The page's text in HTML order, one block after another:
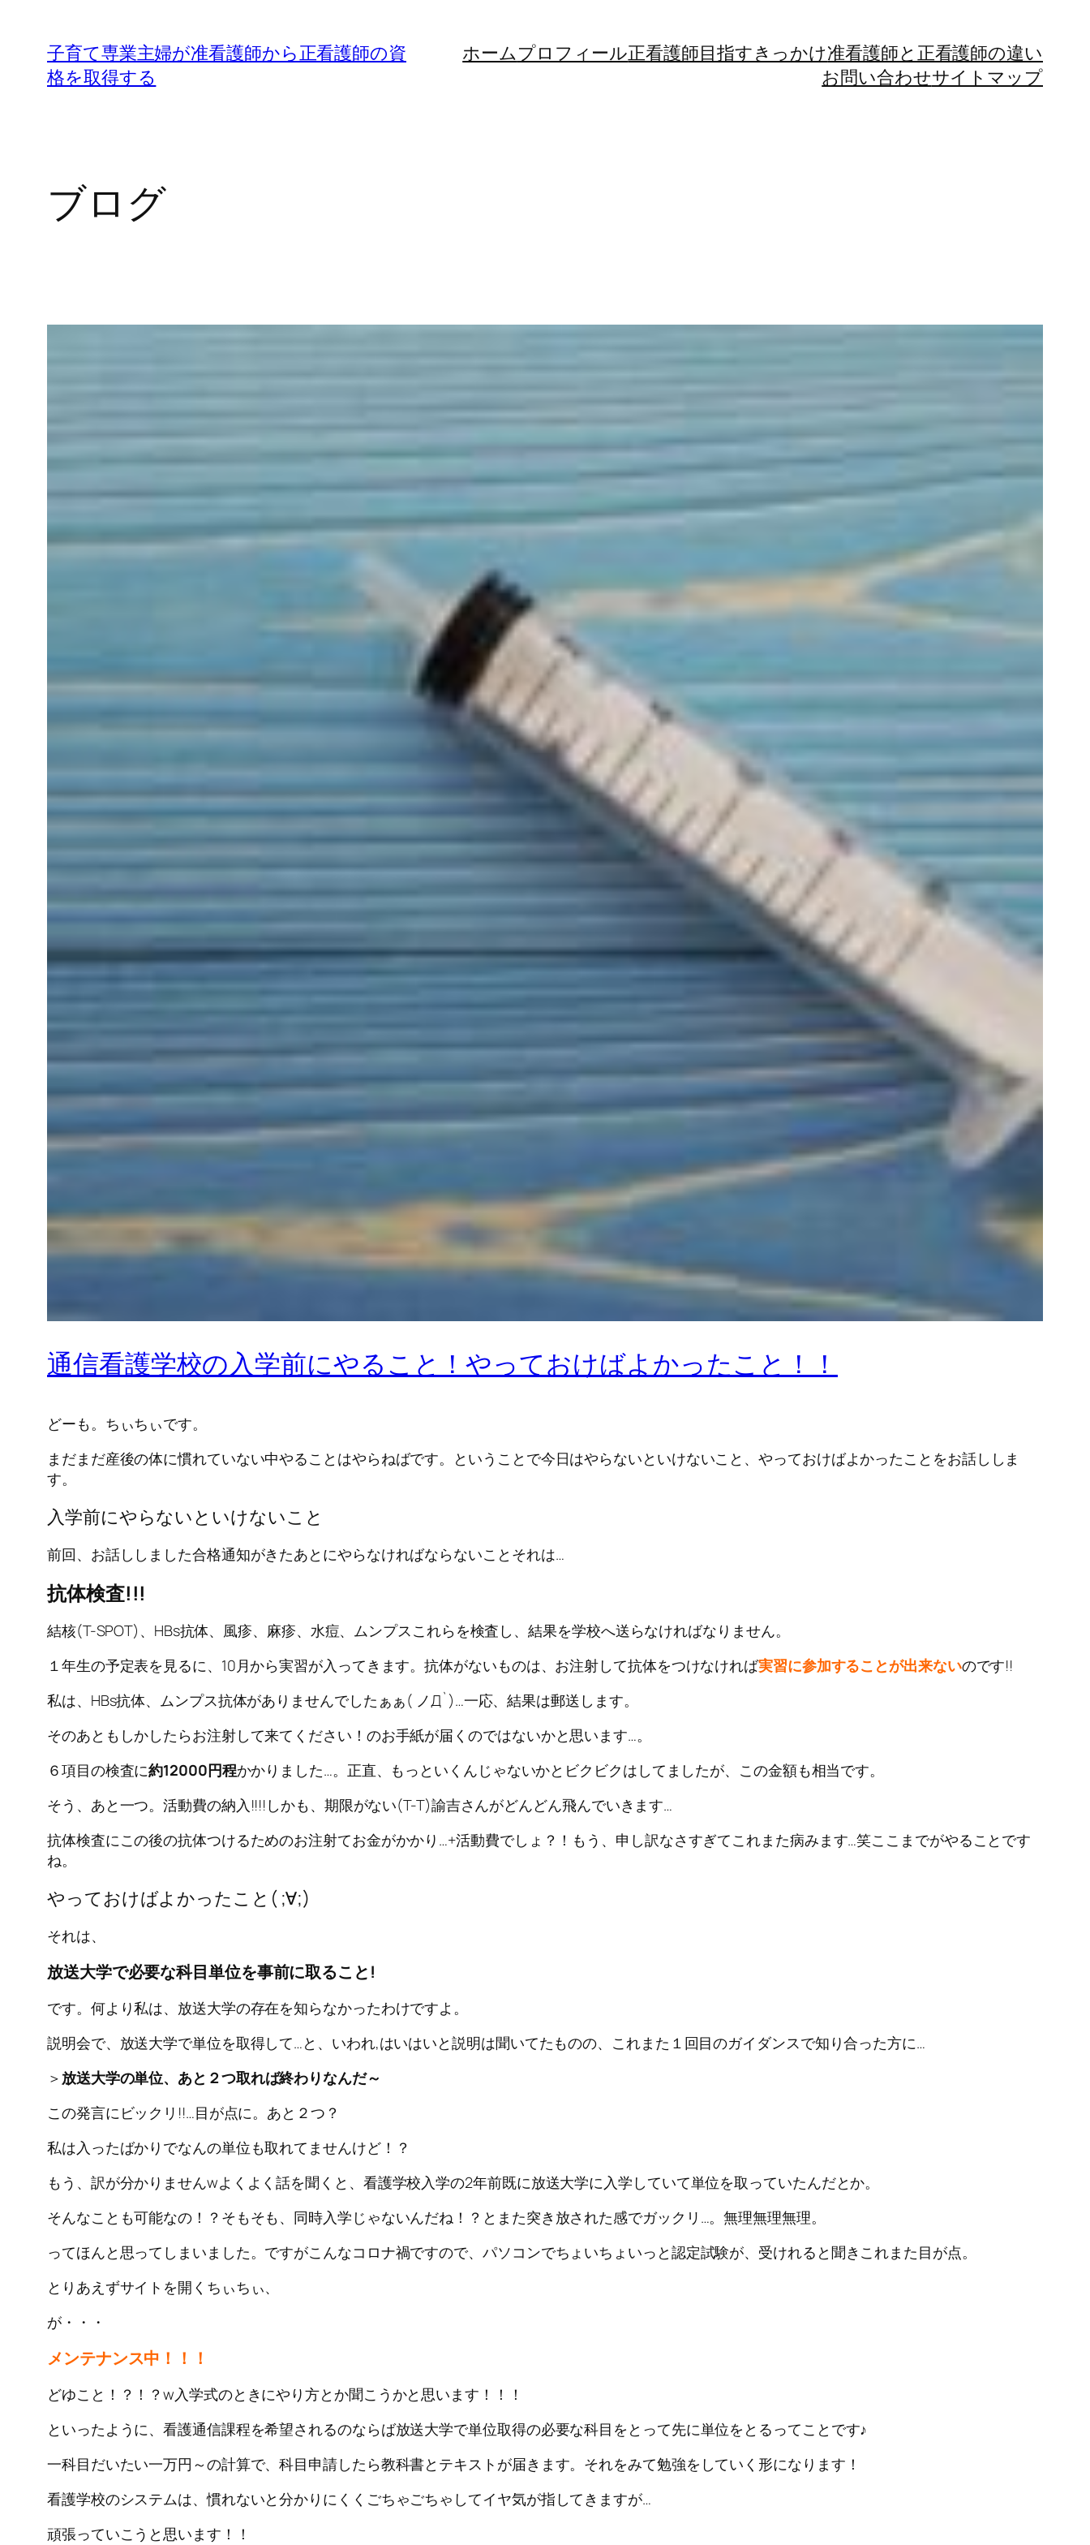
子育て専業主婦が准看護師から正看護師の資
格を取得する
ホームプロフィール正看護師目指すきっかけ准看護師と正看護師の違い
お問い合わせサイトマップ
ブログ
通信看護学校の入学前にやること！やっておけばよかったこと！！
どーも。ちぃちぃです。
まだまだ産後の体に慣れていない中やることはやらねばです。ということで今日はやらないといけないこと、やっておけばよかったことをお話ししま
す。
入学前にやらないといけないこと
前回、お話ししました合格通知がきたあとにやらなければならないことそれは…
抗体検査!!!
結核(T-SPOT)、HBs抗体、風疹、麻疹、水痘、ムンプスこれらを検査し、結果を学校へ送らなければなりません。
１年生の予定表を見るに、10月から実習が入ってきます。抗体がないものは、お注射して抗体をつけなければ実習に参加することが出来ないのです!!
私は、HBs抗体、ムンプス抗体がありませんでしたぁぁ( ノД`)…一応、結果は郵送します。
そのあともしかしたらお注射して来てください！のお手紙が届くのではないかと思います…。
６項目の検査に約12000円程かかりました…。正直、もっといくんじゃないかとビクビクはしてましたが、この金額も相当です。
そう、あと一つ。活動費の納入!!!!しかも、期限がない(T-T)諭吉さんがどんどん飛んでいきます…
抗体検査にこの後の抗体つけるためのお注射てお金がかかり…+活動費でしょ？！もう、申し訳なさすぎてこれまた病みます…笑ここまでがやることです
ね。
やっておけばよかったこと( ;∀;)
それは、
放送大学で必要な科目単位を事前に取ること!
です。何より私は、放送大学の存在を知らなかったわけですよ。
説明会で、放送大学で単位を取得して…と、いわれ,はいはいと説明は聞いてたものの、これまた１回目のガイダンスで知り合った方に…
＞ 放送大学の単位、あと２つ取れば終わりなんだ～
この発言にビックリ!!…目が点に。あと２つ？
私は入ったばかりでなんの単位も取れてませんけど！？
もう、訳が分かりませんwよくよく話を聞くと、看護学校入学の2年前既に放送大学に入学していて単位を取っていたんだとか。
そんなことも可能なの！？そもそも、同時入学じゃないんだね！？とまた突き放された感でガックリ…。無理無理無理。
ってほんと思ってしまいました。ですがこんなコロナ禍ですので、パソコンでちょいちょいっと認定試験が、受けれると聞きこれまた目が点。
とりあえずサイトを開くちぃちぃ、
が・・・
メンテナンス中！！！
どゆこと！？！？w入学式のときにやり方とか聞こうかと思います！！！
といったように、看護通信課程を希望されるのならば放送大学で単位取得の必要な科目をとって先に単位をとるってことです♪
一科目だいたい一万円～の計算で、科目申請したら教科書とテキストが届きます。それをみて勉強をしていく形になります！
看護学校のシステムは、慣れないと分かりにくくごちゃごちゃしてイヤ気が指してきますが…
頑張っていこうと思います！！